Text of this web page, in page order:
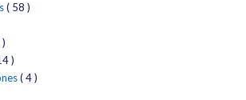
( 58 )
)
( 4 )